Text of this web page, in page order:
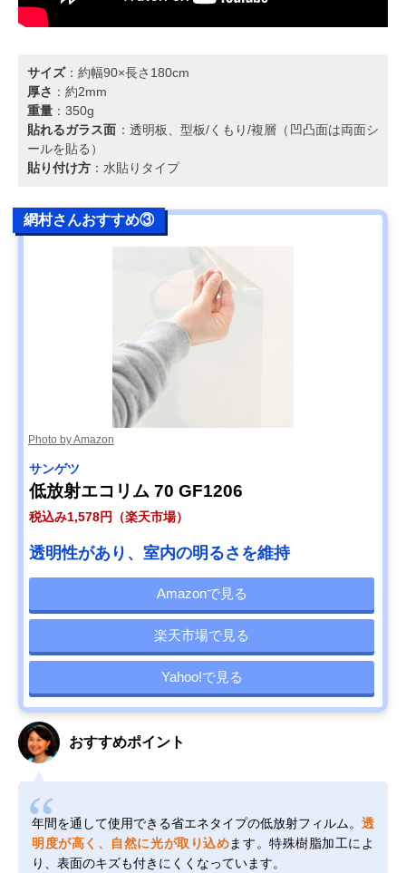
サイズ：約幅90×長さ180cm
厚さ ：約2mm
重量 ：350g
貼れるガラス面 ：透明板、型板/くもり/複層（凹凸面は両面シ
ールを貼る）
貼り付け方 ：水貼りタイプ
網村さんおすすめ③
Photo by Amazon
サンゲツ
低放射エコリム 70 GF1206
税込み1,578円（楽天市場）
透明性があり、室内の明るさを維持
Amazonで見る
楽天市場で見る
Yahoo!で見る
おすすめポイント
年間を通して使用できる省エネタイプの低放射フィルム。 透
明度が高く、自然に光が取り込めます。特殊樹脂加工によ
り、表面のキズも付きにくくなっています。